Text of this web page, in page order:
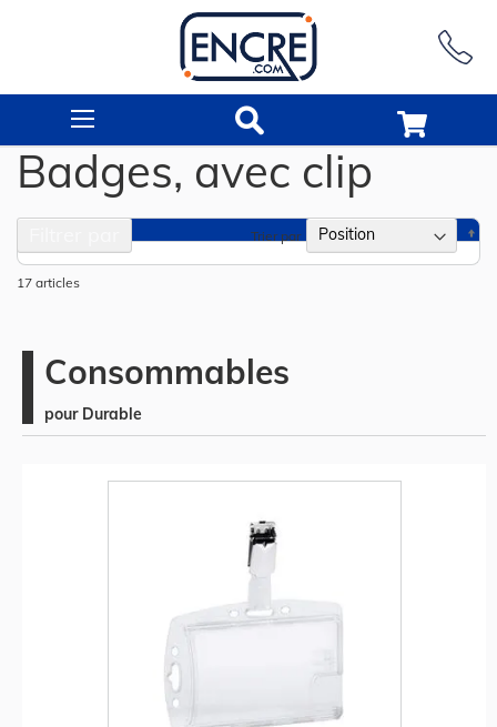
Badges, avec clip
17 articles
Trier par
Consommables
pour Durable